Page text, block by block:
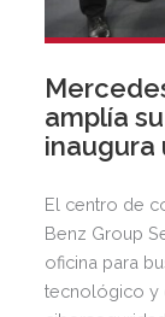
amplía
inaugura
El centro de
Benz Group
oficina para
tecnológico y